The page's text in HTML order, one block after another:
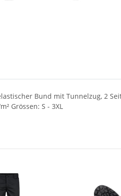
Bund mit Tunnelzug, 2
Grössen: S - 3XL